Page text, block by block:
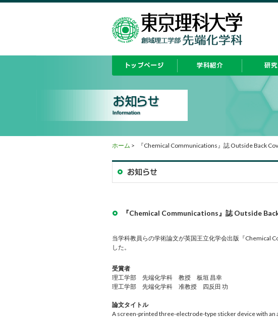
ホーム > 『Chemical Communications』誌 Outside Back
『Chemical Communications』誌 Outside
当学科教員らの学術論文が英国王立化学会出版『Chemical
した。
受賞者
理工学部 先端化学科 教授 板垣 昌幸
理工学部 先端化学科 准教授 四反田 功
論文タイトル
A screen-printed three-electrode-type sticker device with